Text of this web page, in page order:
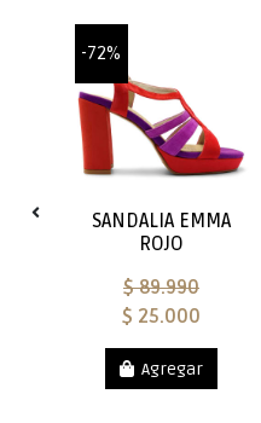
-72%
SANDALIA EMMA
ROJO
$ 89.990
$ 25.000
Agregar